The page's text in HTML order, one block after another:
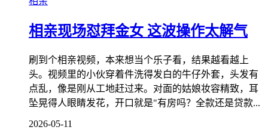
相亲现场怼拜金女 这波操作太解气
刷到个相亲视频，本来想当个乐子看，结果越看越上
头。视频里的小伙穿着件洗得发白的牛仔外套，头发有
点乱，像是刚从工地赶过来。对面的姑娘妆容精致，耳
坠晃得人眼睛发花，开口就是"有房吗？全款还是贷款...
2026-05-11